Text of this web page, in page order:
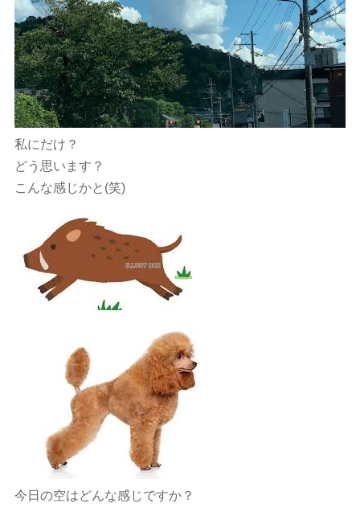
私にだけ？
どう思います？
こんな感じかと(笑)
今日の空はどんな感じですか？